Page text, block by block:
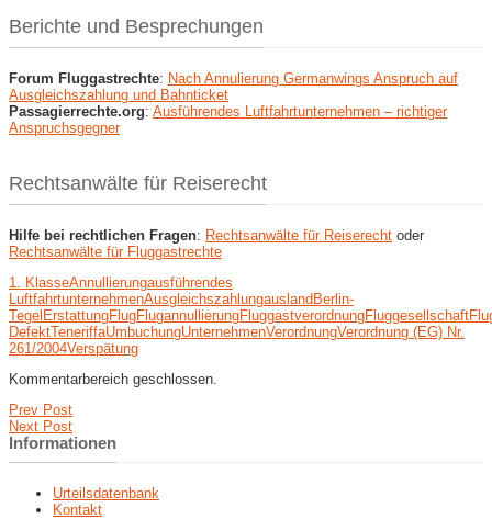
Berichte und Besprechungen
Forum Fluggastrechte: Nach Annulierung Germanwings Anspruch auf
Ausgleichszahlung und Bahnticket
Passagierrechte.org: Ausführendes Luftfahrtunternehmen – richtiger
Anspruchsgegner
Rechtsanwälte für Reiserecht
Hilfe bei rechtlichen Fragen: Rechtsanwälte für Reiserecht oder
Rechtsanwälte für Fluggastrechte
1. KlasseAnnullierungausführendes
LuftfahrtunternehmenAusgleichszahlungauslandBerlin-
TegelErstattungFlugFlugannullierungFluggastverordnungFluggesellschaft
DefektTeneriffaUmbuchungUnternehmenVerordnungVerordnung (EG) Nr.
261/2004Verspätung
Kommentarbereich geschlossen.
Prev Post
Next Post
Informationen
Urteilsdatenbank
Kontakt